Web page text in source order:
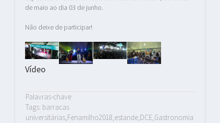
de maio ao dia 03 de junho.
Não deixe de participar!
Vídeo
Palavras-chave:
Tags: barracas
universitárias,Fenamilho2018,estande,DCE,Gastronomia